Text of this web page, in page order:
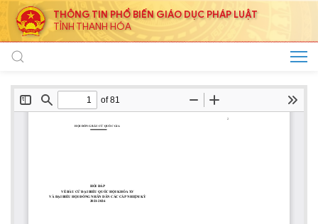
THÔNG TIN PHỔ BIẾN GIÁO DỤC PHÁP LUẬT
TỈNH THANH HÓA